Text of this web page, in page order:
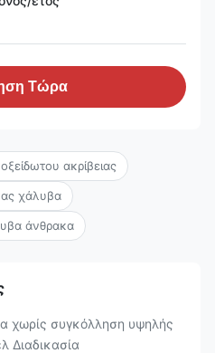
Τώρα
ακρίβειας
χάλυβα
άνθρακα
χωρίς συγκόλληση υψηλής
Διαδικασία